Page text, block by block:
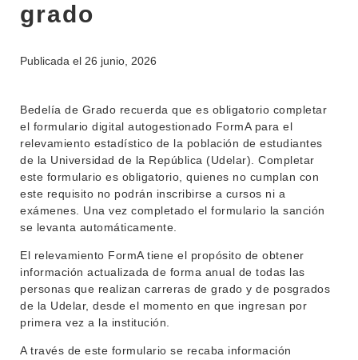
INSTITUCIONAL
EXTENSIÓN
LLAMADOS
NOTICIAS
OFERTA DE GRADO
POSGRADOS
EDUCACIÓN PERMANENTE
BIBLIOTECA
grado
Publicada el 26 junio, 2026
Bedelía de Grado recuerda que es obligatorio completar
el formulario digital autogestionado FormA para el
relevamiento estadístico de la población de estudiantes
de la Universidad de la República (Udelar). Completar
este formulario es obligatorio, quienes no cumplan con
este requisito no podrán inscribirse a cursos ni a
exámenes. Una vez completado el formulario la sanción
se levanta automáticamente.
El relevamiento FormA tiene el propósito de obtener
información actualizada de forma anual de todas las
personas que realizan carreras de grado y de posgrados
de la Udelar, desde el momento en que ingresan por
primera vez a la institución.
A través de este formulario se recaba información